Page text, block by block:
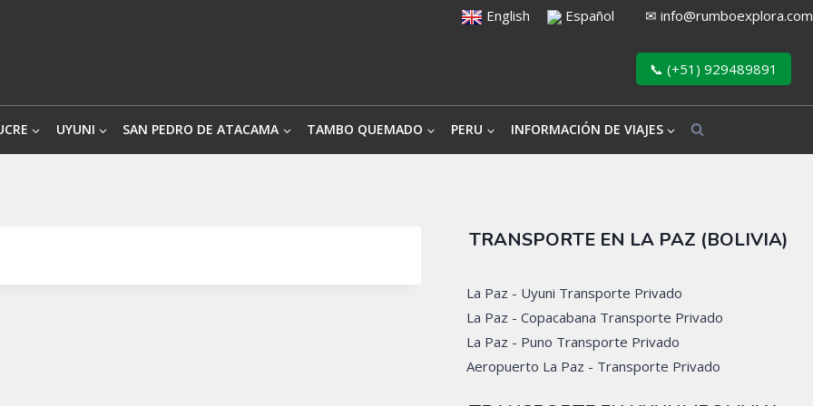
English Español ✉ info@rumboexplora.com
📞 (+51) 929489891
UYUNI SAN PEDRO DE ATACAMA TAMBO QUEMADO PERU INFORMACIÓN DE VIAJES
TRANSPORTE EN LA PAZ (BOLIVIA)
La Paz - Uyuni Transporte Privado
La Paz - Copacabana Transporte Privado
La Paz - Puno Transporte Privado
Aeropuerto La Paz - Transporte Privado